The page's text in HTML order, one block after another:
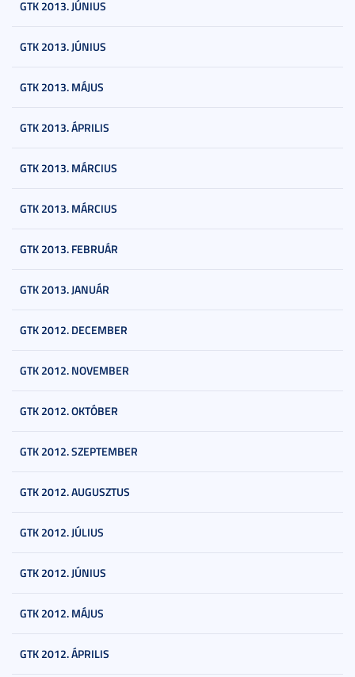
GTK 2013. JÚNIUS
GTK 2013. JÚNIUS
GTK 2013. MÁJUS
GTK 2013. ÁPRILIS
GTK 2013. MÁRCIUS
GTK 2013. MÁRCIUS
GTK 2013. FEBRUÁR
GTK 2013. JANUÁR
GTK 2012. DECEMBER
GTK 2012. NOVEMBER
GTK 2012. OKTÓBER
GTK 2012. SZEPTEMBER
GTK 2012. AUGUSZTUS
GTK 2012. JÚLIUS
GTK 2012. JÚNIUS
GTK 2012. MÁJUS
GTK 2012. ÁPRILIS